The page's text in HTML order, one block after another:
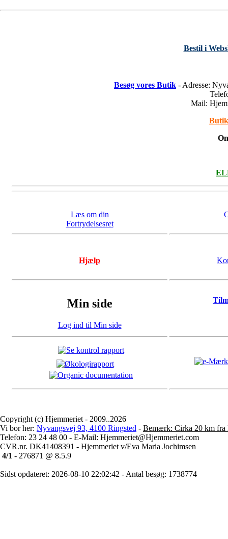
Bestil i
Besøg vores Butik - Adresse:
Mail:
Læs om din
Fortrydelsesret
Hjælp
Min side
Log ind til Min side
Copyright (c) Hjemmeriet - 2009..2026
Vi bor her: Nyvangsvej 93, 4100 Ringsted - Bemærk: Cirka 20 km fra
Telefon: 23 24 48 00 - E-Mail: Hjemmeriet@Hjemmeriet.com
CVR.nr. DK41408391 - Hjemmeriet v/Eva Maria Jochimsen
4/1 - 276871 @ 8.5.9
Sidst opdateret: 2026-08-10 22:02:42 - Antal besøg: 1738774